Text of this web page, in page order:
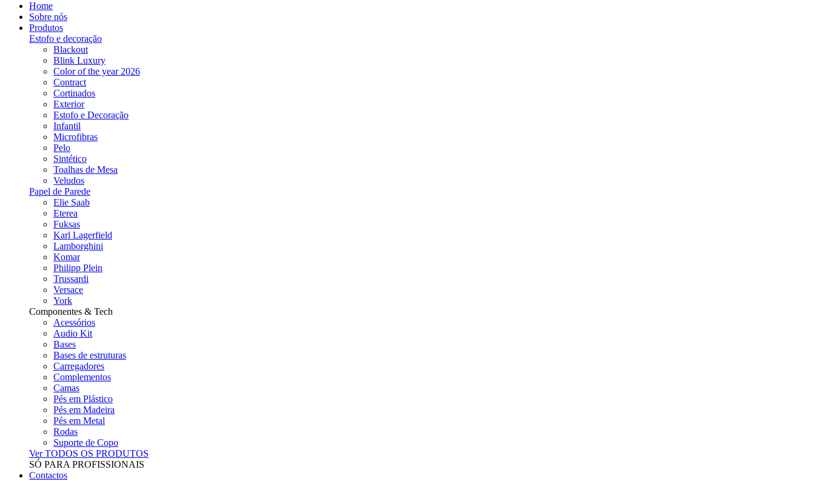
Home
Sobre nós
Produtos
Estofo e decoração
Blackout
Blink Luxury
Color of the year 2026
Contract
Cortinados
Exterior
Estofo e Decoração
Infantil
Microfibras
Pelo
Sintético
Toalhas de Mesa
Veludos
Papel de Parede
Elie Saab
Eterea
Fuksas
Karl Lagerfield
Lamborghini
Komar
Philipp Plein
Trussardi
Versace
York
Componentes & Tech
Acessórios
Audio Kit
Bases
Bases de estruturas
Carregadores
Complementos
Camas
Pés em Plástico
Pés em Madeira
Pés em Metal
Rodas
Suporte de Copo
Ver TODOS OS PRODUTOS
SÓ PARA PROFISSIONAIS
Contactos